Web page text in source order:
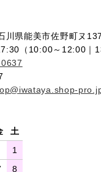
川県能美市佐野町ヌ137
（10:00～12:00｜
土
1
8